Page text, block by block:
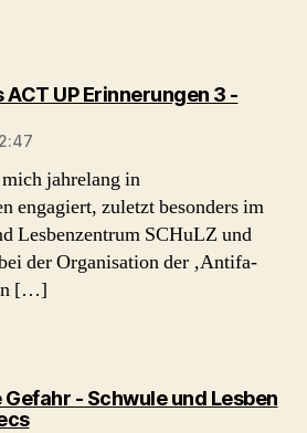
ACT UP Erinnerungen 3 -
jahrelang in
engagiert, zuletzt besonders im
Lesbenzentrum SCHuLZ und
der Organisation der ‚Antifa-
[…]
- Schwule und Lesben
sagt: